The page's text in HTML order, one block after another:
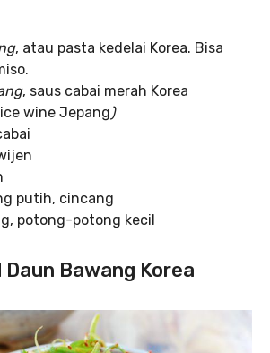
, atau pasta kedelai Korea. Bisa
, saus cabai merah Korea
wine Jepang)
putih, cincang
potong-potong kecil
Daun Bawang Korea